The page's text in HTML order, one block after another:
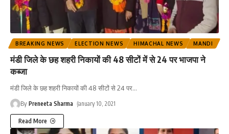
BREAKING NEWS ELECTION NEWS HIMACHAL NEWS MANDI
मंडी जिले के छह शहरी निकायों की 48 सीटों में से 24 पर भाजपा ने
कब्जा
मंडी जिले के छह शहरी निकायों की 48 सीटों से 24 पर…
By Preneeta Sharma January 10, 2021
Read More